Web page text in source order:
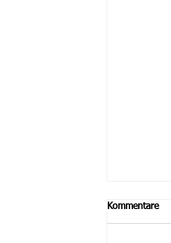
Kommentare